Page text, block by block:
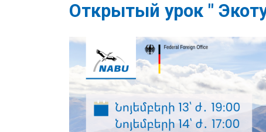
Открытый урок "